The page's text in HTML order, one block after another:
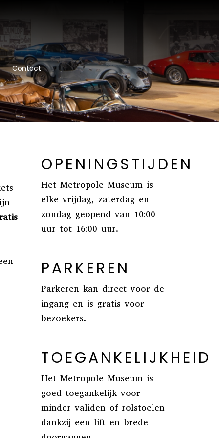
Contact
OPENINGSTIJDEN
Het Metropole Museum is
elke vrijdag, zaterdag en
zondag geopend van 10:00
uur tot 16:00 uur.
PARKEREN
Parkeren kan direct voor de
ingang en is gratis voor
bezoekers.
TOEGANKELIJKHEID
Het Metropole Museum is
goed toegankelijk voor
minder validen of rolstoelen
dankzij een lift en brede